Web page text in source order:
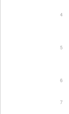
4
5
6
7